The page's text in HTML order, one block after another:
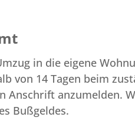
in die eigene
von 14 Tagen beim
Anschrift anzumelden.
Bußgeldes.